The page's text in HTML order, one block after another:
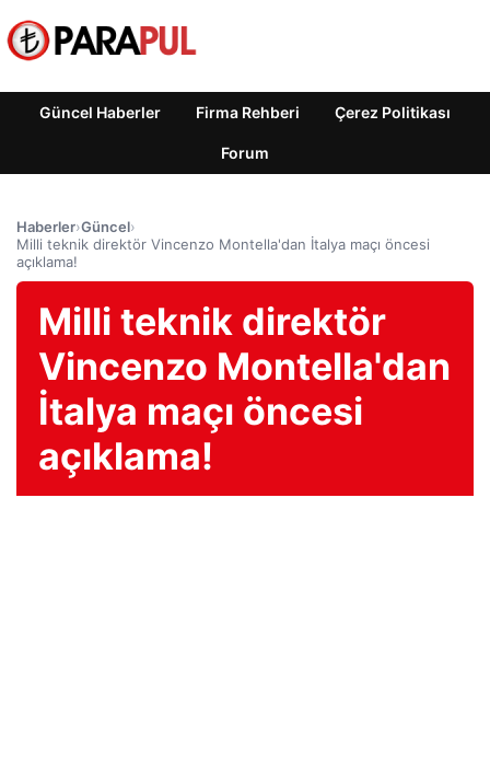
Güncel Haberler Firma Rehberi Çerez Politikası
Forum
Haberler›Güncel›
Milli teknik direktör Vincenzo Montella'dan İtalya maçı öncesi
açıklama!
Milli teknik direktör
Vincenzo Montella'dan
İtalya maçı öncesi
açıklama!